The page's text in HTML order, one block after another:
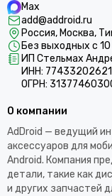
Max
add@addroid.ru
Россия, Москва,
Без выходных с 10
ИП Стельмах
ИНН:
ОГРН:
О компании
AdDroid — ведущий
аксессуаров для
Android. Компания
детали, такие как
и других запчастей